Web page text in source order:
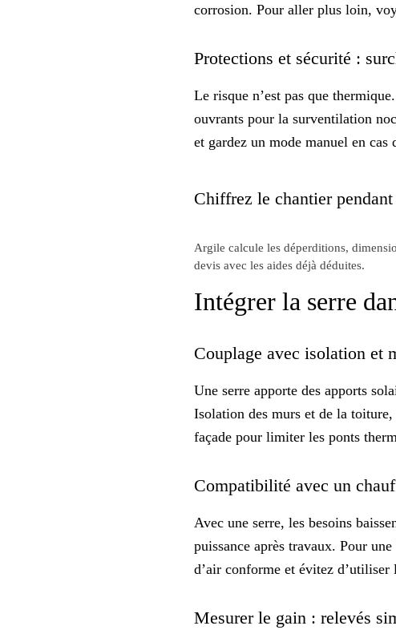
corrosion. Pour aller plus loin,
Protections et sécurité :
Le risque n’est pas que
ouvrants pour la surventilation
et gardez un mode manuel en cas
Chiffrez le chantier
Argile calcule les déperditions,
devis avec les aides déjà déduites.
Intégrer la serre
Couplage avec isolation et
Une serre apporte des apports
Isolation des murs et de la
façade pour limiter les ponts
Compatibilité avec un
Avec une serre, les besoins
puissance après travaux. Pour
d’air conforme et évitez d’utiliser
Mesurer le gain : relevés